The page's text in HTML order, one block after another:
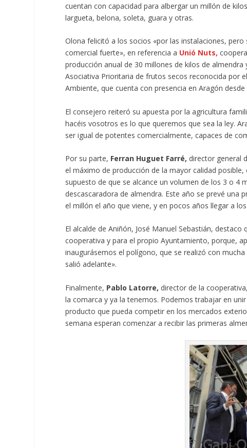
cuentan con capacidad para albergar un millón de
largueta, belona, soleta, guara y otras.
Olona felicitó a los socios «por las instalaciones,
comercial fuerte», en referencia a Unió Nuts,
producción anual de 30 millones de kilos de almendra
Asociativa Prioritaria de frutos secos reconocida por
Ambiente, que cuenta con presencia en Aragón desde
El consejero reiteró su apuesta por la agricultura
hacéis vosotros es lo que queremos que sea la ley.
ser igual de potentes comercialmente, capaces de
Por su parte, Ferran Huguet Farré, director general
el máximo de producción de la mayor calidad
supuesto de que se alcance un volumen de los 3 o 4
descascaradora de almendra. Este año se prevé una
el millón el año que viene, y en pocos años llegar a
El alcalde de Aniñón, José Manuel Sebastián,
cooperativa y para el propio Ayuntamiento, porque,
inaugurásemos el polígono, que se realizó con
salió adelante».
Finalmente, Pablo Latorre, director de la
la comarca y ya la tenemos. Podemos trabajar en
producto que pueda competir en los mercados
semana esperan comenzar a recibir las primeras